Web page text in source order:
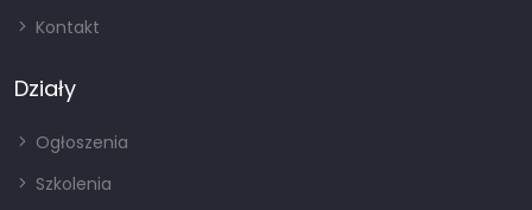
Kontakt
Działy
Ogłoszenia
Szkolenia